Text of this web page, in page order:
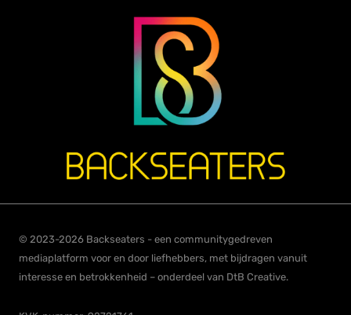
© 2023-2026 Backseaters - een communitygedreven
mediaplatform voor en door liefhebbers, met bijdragen vanuit
interesse en betrokkenheid – onderdeel van DtB Creative.